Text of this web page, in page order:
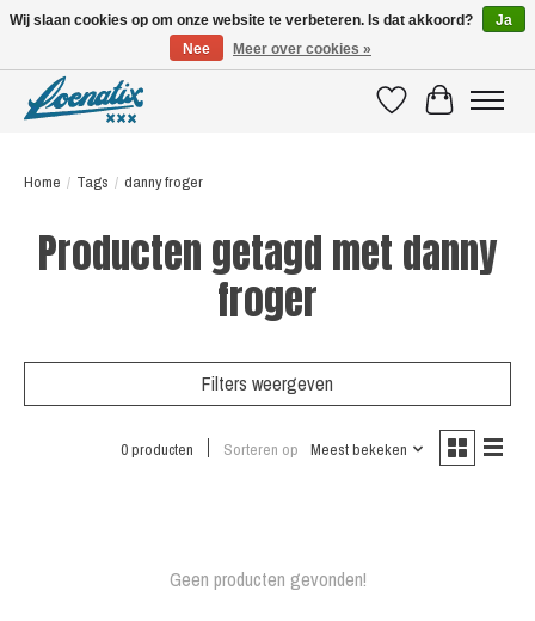
VerlanglijstWinkelwagen
Home / Tags / danny froger
Producten getagd met danny
froger
Filters weergeven
0 producten Sorteren op Meest bekeken
Geen producten gevonden!
Wij slaan cookies op om onze website te verbeteren. Is dat akkoord?
Ja
Nee
Meer over cookies »